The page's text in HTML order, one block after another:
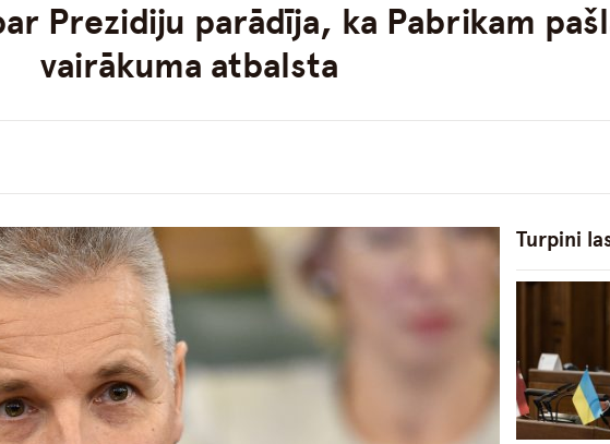
Prezidiju parādīja, ka Pabrikam
vairākuma atbalsta
Turpini